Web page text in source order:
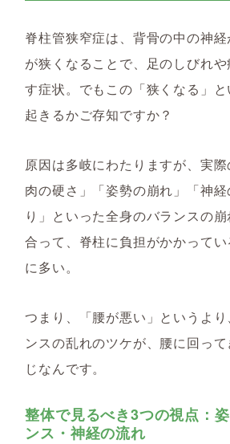
脊柱管狭窄症は、背骨の中の神
が狭くなることで、足のしびれ
す症状。でもこの「狭くなる」
起きるかご存知ですか？
原因は多岐にわたりますが、実
肉の硬さ」「姿勢の崩れ」「神経
り」といった全身のバランスの
合って、脊柱に負担がかかって
に多い。
つまり、「腰が悪い」というより
ンスの乱れのツケが、腰に回っ
じなんです。
整体で見るべき3つの視点：
ンス・神経の流れ